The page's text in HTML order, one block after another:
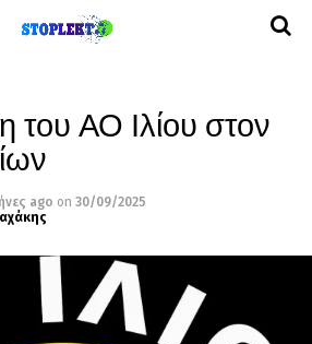
ΑΟ Ιλίου στον
ago on 30/09/2025